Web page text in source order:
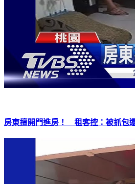
房東擅開門進房！ 租客控：被抓包